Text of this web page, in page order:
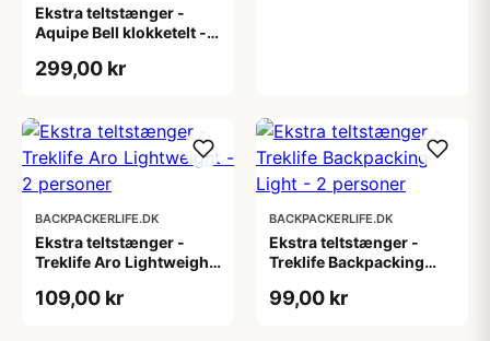
Ekstra teltstænger -
Aquipe Bell klokketelt - 8
299,00 kr
BACKPACKERLIFE.DK
Ekstra teltstænger -
Treklife Aro Lightweight
109,00 kr
BACKPACKERLIFE.DK
Ekstra teltstænger -
Treklife Backpacking
99,00 kr